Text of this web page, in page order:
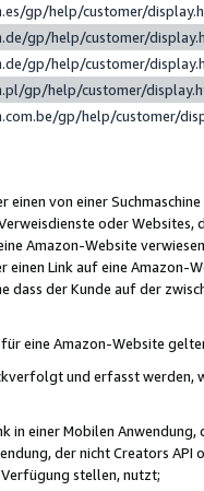
gp/help/customer/
gp/help/customer/
gp/help/customer/
gp/help/customer/
gp/help/customer/
einen von einer
oder Websites,
Amazon-Website
einen Link auf eine
dass der Kunde auf der
eine Amazon-Website
und erfasst werden,
in einer Mobilen
der nicht Creators
stellen, nutzt;